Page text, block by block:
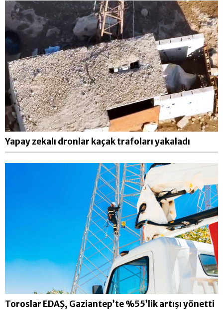
Yapay zekalı dronlar kaçak trafoları yakaladı
Toroslar EDAŞ, Gaziantep’te %55’lik artışı yönetti